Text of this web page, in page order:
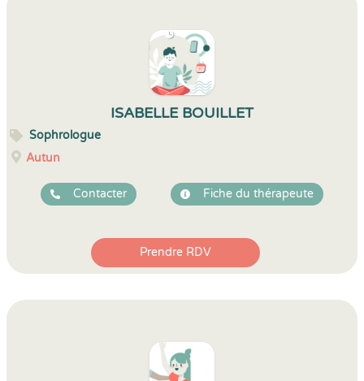
ISABELLE BOUILLET
Sophrologue
Autun
Contacter Fiche du thérapeute
Prendre RDV